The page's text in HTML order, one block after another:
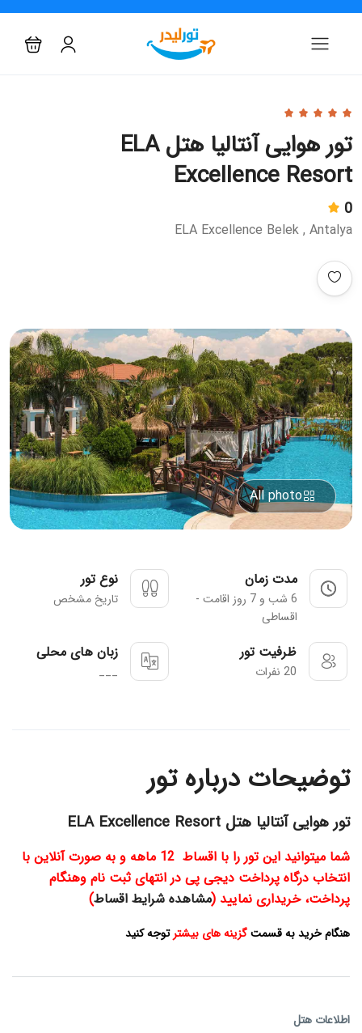
تور هوایی آنتالیا هتل ELA
Excellence Resort
0
ELA Excellence Belek , Antalya
All photo
مدت زمان
6 شب و 7 روز اقامت -
اقساطی
نوع تور
تاریخ مشخص
ظرفیت تور
20 نفرات
زبان های محلی
___
توضیحات درباره تور
تور هوایی آنتالیا هتل ELA Excellence Resort
شما میتوانید این تور را با اقساط 12 ماهه و به صورت آنلاین با
انتخاب درگاه پرداخت دیجی پی در انتهای ثبت نام وهنگام
پرداخت، خریداری نمایید (مشاهده شرایط اقساط)
هنگام خرید به قسمتگزینه های بیشترتوجه کنید
اطلاعات هتل